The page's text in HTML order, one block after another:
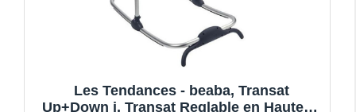
Les Tendances - beaba, Transat
Up+Down i, Transat Reglable en Hauteur,